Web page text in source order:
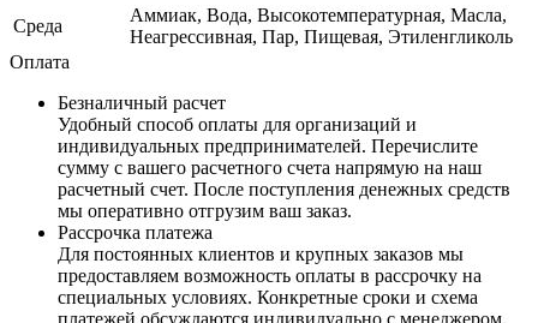
Среда
Аммиак, Вода, Высокотемпературная, Масла,
Неагрессивная, Пар, Пищевая, Этиленгликоль
Оплата
Безналичный расчет
Удобный способ оплаты для организаций и
индивидуальных предпринимателей. Перечислите
сумму с вашего расчетного счета напрямую на наш
расчетный счет. После поступления денежных средств
мы оперативно отгрузим ваш заказ.
Рассрочка платежа
Для постоянных клиентов и крупных заказов мы
предоставляем возможность оплаты в рассрочку на
специальных условиях. Конкретные сроки и схема
платежей обсуждаются индивидуально с менеджером.